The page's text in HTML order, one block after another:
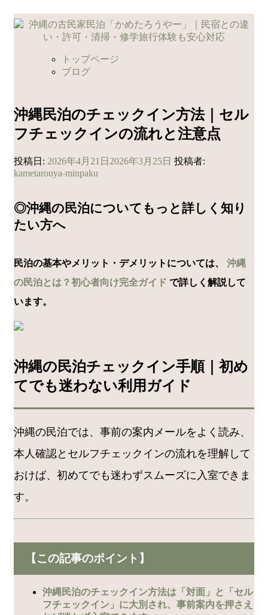
コ
ン
キ
ッ
プ
トップページ
ブログ
沖縄民泊のチェックイン方法｜セル
フチェックインの流れと注意点
投稿日: 2026年4月21日 2026年3月25日 投稿者:
kametarouya-minpaku
◎沖縄の民泊についてもっと詳しく知り
たい方へ
民泊の基本やメリット・デメリットについては、 沖縄
の民泊とは？初心者向け完全ガイド で詳しく解説して
います。
沖縄の民泊チェックイン手順｜初め
てでも迷わない利用ガイド
沖縄の民泊では、事前の案内メールをよく読み、
本人確認とセルフチェックインの流れを理解して
おけば、初めてでも迷わずスムーズに入室できま
す。
【この記事のポイント】
沖縄民泊のチェックイン方法は「対面」と「セル
フチェックイン」に大別され、事前案内を押さえ